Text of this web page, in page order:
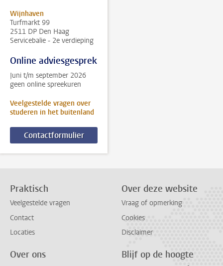
Wijnhaven
Turfmarkt 99
2511 DP Den Haag
Servicebalie - 2e verdieping
Online adviesgesprek
Juni t/m september 2026
geen online spreekuren
Veelgestelde vragen over
studeren in het buitenland
Contactformulier
Praktisch
Veelgestelde vragen
Contact
Locaties
Over deze website
Vraag of opmerking
Cookies
Disclaimer
Over ons Blijf op de hoogte